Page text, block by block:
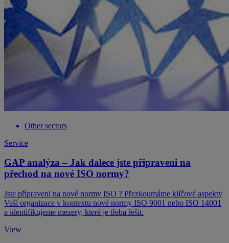
Other sectors
Service
GAP analýza – Jak dalece jste připraveni na
přechod na nové ISO normy?
Jste připraveni na nové normy ISO ? Přezkoumáme klíčové aspekty
Vaší organizace v kontextu nové normy ISO 9001 nebo ISO 14001
a identifikujeme mezery, které je třeba řešit.
View